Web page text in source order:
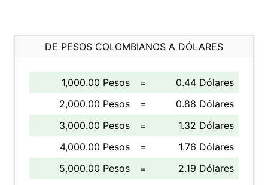
DE PESOS COLOMBIANOS A DÓLARES
1,000.00 Pesos =
0.44 Dólares
2,000.00 Pesos
=
0.88 Dólares
3,000.00 Pesos
=
1.32 Dólares
4,000.00 Pesos
=
1.76 Dólares
5,000.00 Pesos
=
2.19 Dólares